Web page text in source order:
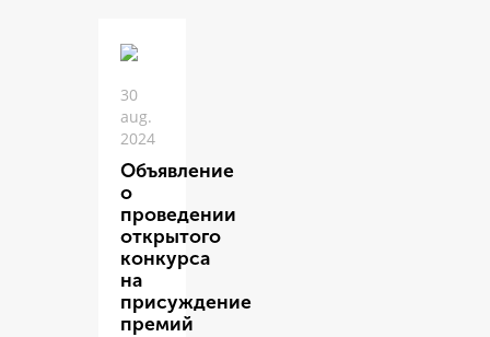
30
aug.
2024
Объявление
о
проведении
открытого
конкурса
на
присуждение
премий